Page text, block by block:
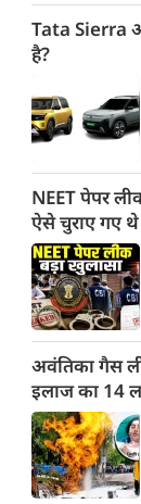
Tata Sierra
है?
NEET पेपर
ऐसे चुराए गए थे
आया सामने
अवंतिका गैस
इलाज का 14
हाईकोर्ट में